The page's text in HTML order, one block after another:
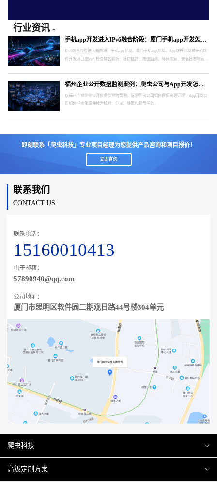
行业资讯 -
手机app开发进入IPv6融合阶段：厦门手机app开发怎样验收真实网络
IPv6融合应用进入新阶段，手机app开发、厦门手机app开发、App软件开发和手机软
件开发项目应同时检查域名解析、接口链路、推送回调、弱网恢复、安全日志与真实
福州企业公开数据监测案例：爬虫公司与App开发怎样形成处置闭环
以福州连锁企业公开信息监测为案例，说明爬虫公司如何保留来源证据，App开发公
司如何把变化事件转为核验、分派、处置和复盘任务。
即刻联系「爬虫科技」专业项目经理为您提供产品咨询和项目报价！
立即咨询
联系我们
CONTACT US
联系电话：
15160010413
电子邮箱：
57890940@qq.com
公司地址：
厦门市思明区软件园二期观日路44号楼304单元
爬虫科技
爬虫案例
高级定制方案